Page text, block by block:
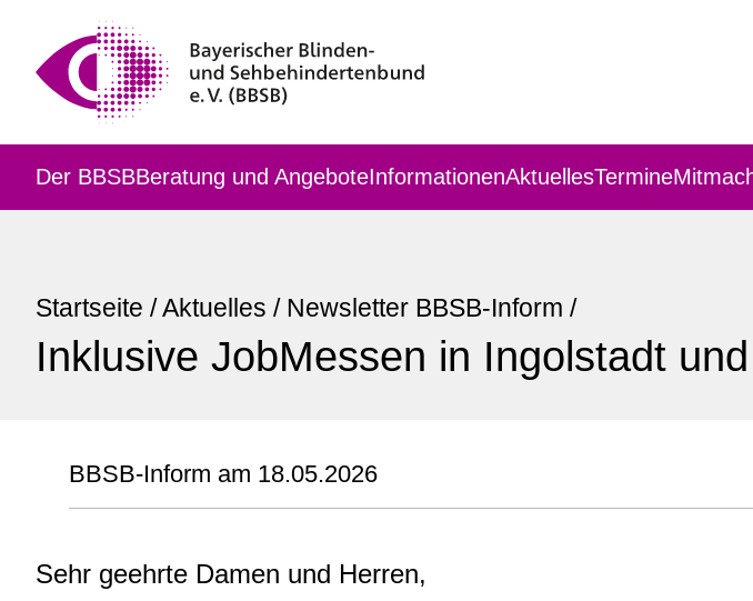
Der BBSBBeratung und AngeboteInformationenAktuellesTermine
Startseite /Aktuelles / Newsletter BBSB-Inform /
Inklusive JobMessen in Ingolstadt
BBSB-Inform am 18.05.2026
Sehr geehrte Damen und Herren,